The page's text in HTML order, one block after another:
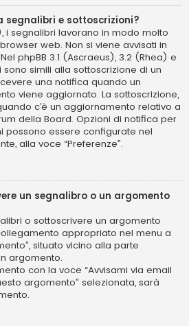
segnalibri e sottoscrizioni?
i segnalibri lavorano in modo molto
web. Non si viene avvisati in
phpBB 3.1 (Ascraeus), 3.2 (Rhea) e
simili alla sottoscrizione di un
una notifica quando un
viene aggiornato. La sottoscrizione,
c’è un aggiornamento relativo a
della Board. Opzioni di notifica per
possono essere configurate nel
alla voce “Preferenze”.
un segnalibro o un argomento
o sottoscrivere un argomento
appropriato nel menu a
situato vicino alla parte
argomento.
con la voce “Avvisami via email
argomento” selezionata, sarà